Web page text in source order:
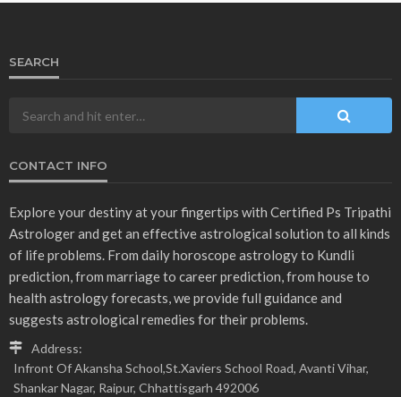
SEARCH
CONTACT INFO
Explore your destiny at your fingertips with Certified Ps Tripathi
Astrologer and get an effective astrological solution to all kinds
of life problems. From daily horoscope astrology to Kundli
prediction, from marriage to career prediction, from house to
health astrology forecasts, we provide full guidance and
suggests astrological remedies for their problems.
Address:
Infront Of Akansha School,St.Xaviers School Road, Avanti Vihar,
Shankar Nagar, Raipur, Chhattisgarh 492006